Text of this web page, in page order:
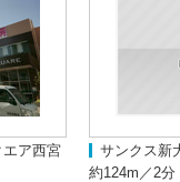
ア西宮
サンクス新
約124m／2分